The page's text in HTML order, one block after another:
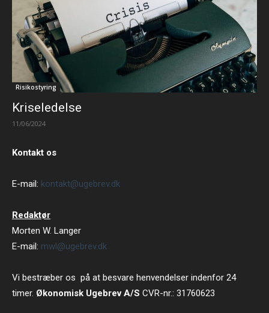
Risikostyring
Kriseledelse
11/06/2024
Kontakt os
E-mail: kontakt@ugebrev.dk
Redaktør
Morten W. Langer
E-mail: mwl@ugebrev.dk
Vi bestræber os på at besvare henvendelser indenfor 24
timer. Økonomisk Ugebrev A/S CVR-nr.: 31760623